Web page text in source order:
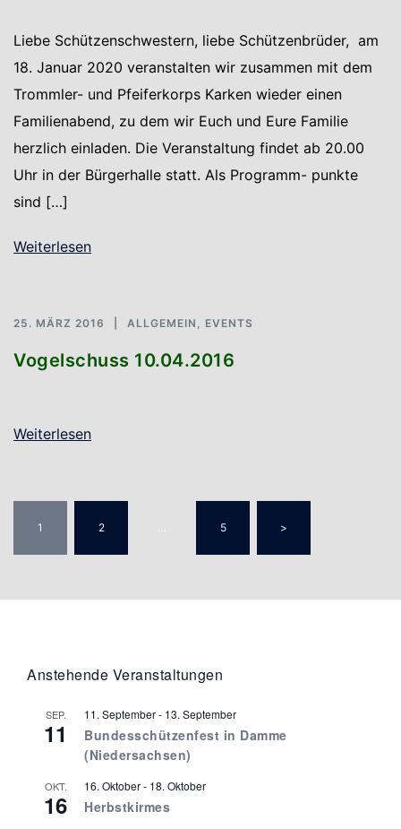
Liebe Schützenschwestern, liebe Schützenbrüder, am
18. Januar 2020 veranstalten wir zusammen mit dem
Trommler- und Pfeiferkorps Karken wieder einen
Familienabend, zu dem wir Euch und Eure Familie
herzlich einladen. Die Veranstaltung findet ab 20.00
Uhr in der Bürgerhalle statt. Als Programm- punkte
sind […]
Weiterlesen
25. MÄRZ 2016 ALLGEMEIN , EVENTS
Vogelschuss 10.04.2016
Weiterlesen
der
Beiträge
1 2 … 5 >
Anstehende Veranstaltungen
SEP.
11
11. September- 13. September
Bundesschützenfest in Damme
(Niedersachsen)
OKT.
16
16. Oktober- 18. Oktober
Herbstkirmes